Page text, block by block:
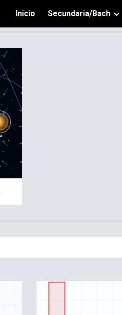
Skip to
Inicio Secundaria/Bach